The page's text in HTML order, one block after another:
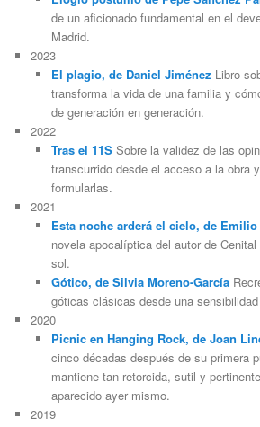
de un aficionado fundamental en el
Madrid.
2023
El plagio, de Daniel Jiménez Libro
transforma la vida de una familia y
de generación en generación.
2022
Tras el 11SSobre la validez de las
transcurrido desde el acceso a la obra
formularlas.
2021
Esta noche arderá el cielo, de Emilio
novela apocalíptica del autor de
sol.
Gótico, de Silvia Moreno-García
góticas clásicas desde una
2020
Picnic en Hanging Rock, de Joan
cinco décadas después de su primera
mantiene tan retorcida, sutil y
aparecido ayer mismo.
2019